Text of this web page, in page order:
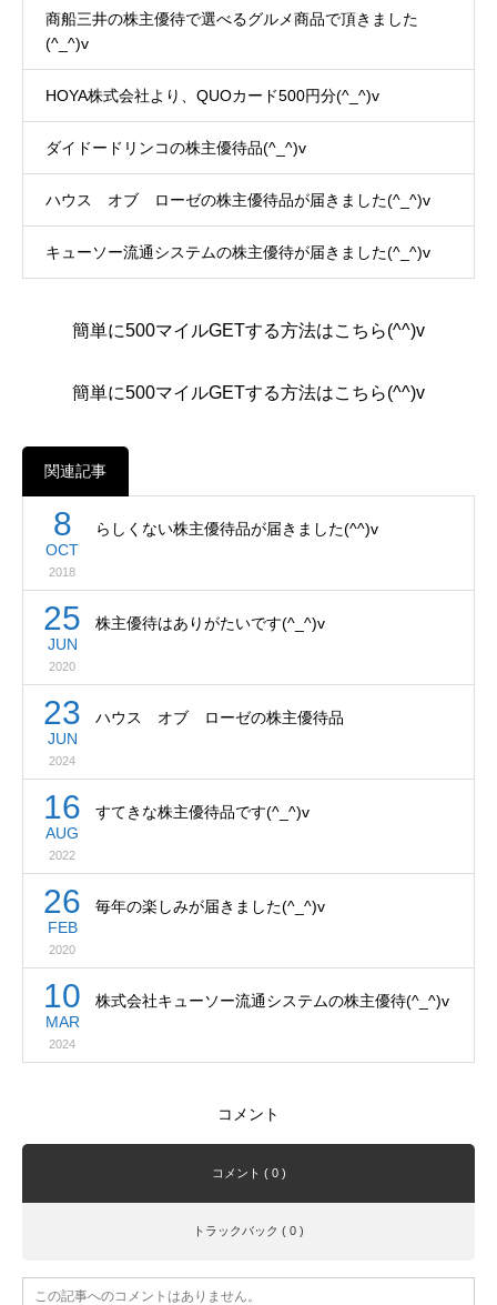
商船三井の株主優待で選べるグルメ商品で頂きました
(^_^)v
HOYA株式会社より、QUOカード500円分(^_^)v
ダイドードリンコの株主優待品(^_^)v
ハウス オブ ローゼの株主優待品が届きました(^_^)v
キューソー流通システムの株主優待が届きました(^_^)v
簡単に500マイルGETする方法はこちら(^^)v
簡単に500マイルGETする方法はこちら(^^)v
関連記事
8
OCT
2018
らしくない株主優待品が届きました(^^)v
25
JUN
2020
株主優待はありがたいです(^_^)v
23
JUN
2024
ハウス オブ ローゼの株主優待品
16
AUG
2022
すてきな株主優待品です(^_^)v
26
FEB
2020
毎年の楽しみが届きました(^_^)v
10
MAR
2024
株式会社キューソー流通システムの株主優待(^_^)v
コメント
コメント ( 0 )
トラックバック ( 0 )
この記事へのコメントはありません。